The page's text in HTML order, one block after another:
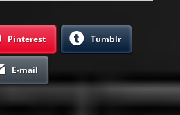
Pinterest Tumblr
E-mail